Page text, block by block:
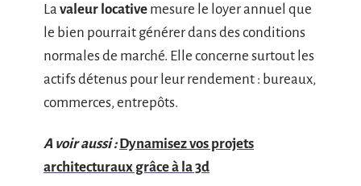
La valeur locative mesure le loyer annuel que
le bien pourrait générer dans des conditions
normales de marché. Elle concerne surtout les
actifs détenus pour leur rendement : bureaux,
commerces, entrepôts.
A voir aussi : Dynamisez vos projets
architecturaux grâce à la 3d